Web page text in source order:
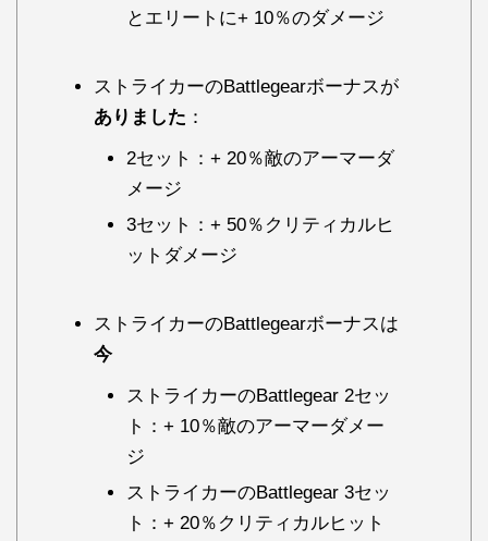
とエリートに+ 10％のダメージ
ストライカーのBattlegearボーナスが
ありました ：
2セット：+ 20％敵のアーマーダ
メージ
3セット：+ 50％クリティカルヒ
ットダメージ
ストライカーのBattlegearボーナスは
今
ストライカーのBattlegear 2セッ
ト：+ 10％敵のアーマーダメー
ジ
ストライカーのBattlegear 3セッ
ト：+ 20％クリティカルヒット